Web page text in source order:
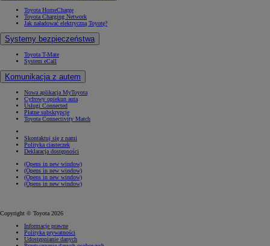
Toyota HomeCharge
Toyota Charging Network
Jak naładować elektryczną Toyotę?
Systemy bezpieczeństwa
Toyota T-Mate
System eCall
Komunikacja z autem
Nowa aplikacja MyToyota
Cyfrowy opiekun auta
Usługi Connected
Płatne subskrypcje
Toyota Connectivity Match
Skontaktuj się z nami
Polityka ciasteczek
Deklaracja dostępności
(Opens in new window)
(Opens in new window)
(Opens in new window)
(Opens in new window)
Copyright © Toyota 2026
Informacje prawne
Polityka prywatności
Udostępnianie danych